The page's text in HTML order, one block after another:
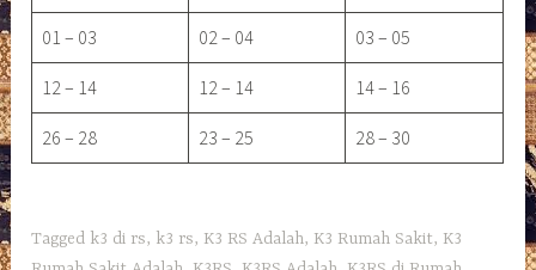
01 – 03 02 – 04 03 – 05
12 – 14 12 – 14 14 – 16
26 – 28 23 – 25 28 – 30
Tagged k3 di rs, k3 rs, K3 RS Adalah, K3 Rumah Sakit, K3